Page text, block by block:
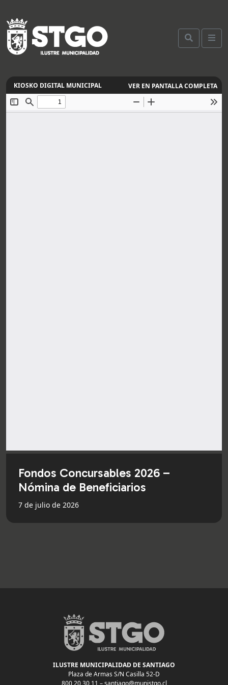
VER EN PANTALLA COMPLETA
Fondos Concursables 2026 –
Nómina de Beneficiarios
7 de julio de 2026
ILUSTRE MUNICIPALIDAD DE SANTIAGO
Plaza de Armas S/N Casilla 52-D
800 20 30 11 –santiago@munistgo.cl